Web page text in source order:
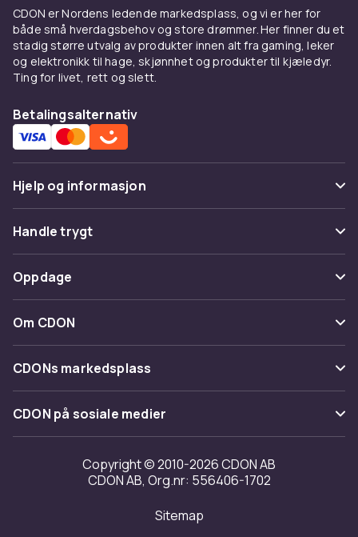
CDON er Nordens ledende markedsplass, og vi er her for
både små hverdagsbehov og store drømmer. Her finner du et
stadig større utvalg av produkter innen alt fra gaming, leker
og elektronikk til hage, skjønnhet og produkter til kjæledyr.
Ting for livet, rett og slett.
Betalingsalternativ
Hjelp og informasjon
Vanlige spørsmål
Spor pakke
Angre & returner her
Kontakt oss
Handle trygt
Betaling
Levering
Tilbakekallinger
Oppdage
Kategorier
Varemerker
Om CDON
Om oss
Kundeanmeldelser
Jobbe på CDON
Investor relations
Tilgjengelighet
CDONs markedsplass
Merchant Help Center
CDON på sosiale medier
Copyright © 2010-2026 CDON AB
CDON AB, Org.nr: 556406-1702
Sitemap